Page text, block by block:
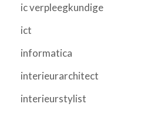
ic verpleegkundige
ict
informatica
interieurarchitect
interieurstylist